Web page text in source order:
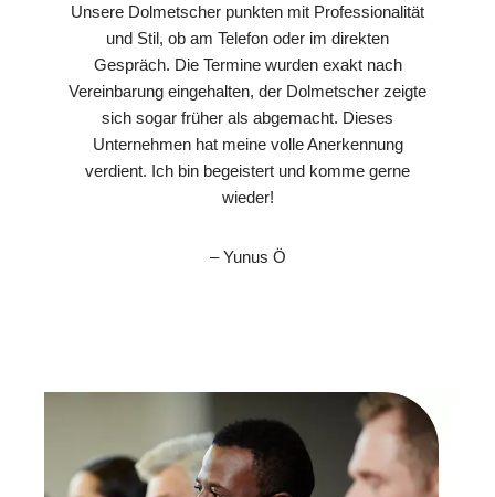
Unsere Dolmetscher punkten mit Professionalität
und Stil, ob am Telefon oder im direkten
Gespräch. Die Termine wurden exakt nach
Vereinbarung eingehalten, der Dolmetscher zeigte
sich sogar früher als abgemacht. Dieses
Unternehmen hat meine volle Anerkennung
verdient. Ich bin begeistert und komme gerne
wieder!
– Yunus Ö